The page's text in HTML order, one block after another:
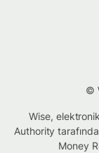
©
Wise,
Authority
Money